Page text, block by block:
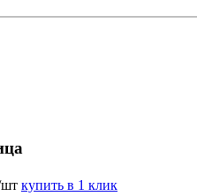
шт купить в 1 клик